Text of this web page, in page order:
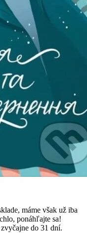
máme však už iba
ponáhľajte sa!
do 31 dní.